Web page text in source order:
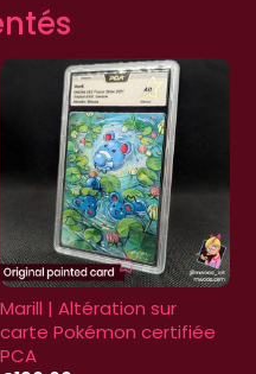
Marill | Altération sur
carte Pokémon certifiée
PCA